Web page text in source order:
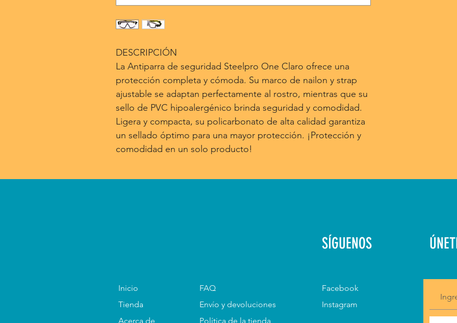
DESCRIPCIÓN
La Antiparra de seguridad Steelpro One Claro ofrece una
protección completa y cómoda. Su marco de nailon y strap
ajustable se adaptan perfectamente al rostro, mientras que su
sello de PVC hipoalergénico brinda seguridad y comodidad.
Ligera y compacta, su policarbonato de alta calidad garantiza
un sellado óptimo para una mayor protección. ¡Protección y
comodidad en un solo producto!
SÍGUENOS
Inicio
Tienda
Acerca de
FAQ
Envío y devoluciones
Política de la tienda
Facebook
Instagram